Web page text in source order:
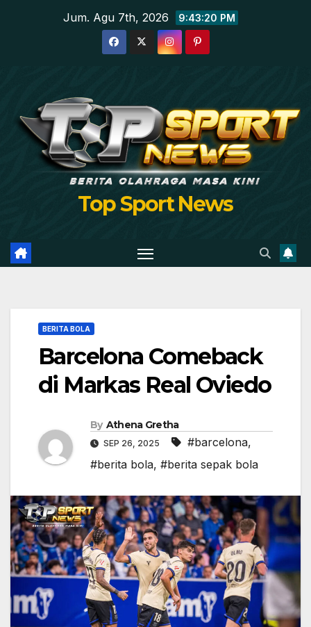
Jum. Agu 7th, 2026 9:43:21 PM
Top Sport News
BERITA BOLA
Barcelona Comeback
di Markas Real Oviedo
By Athena Gretha
SEP 26, 2025 #barcelona,
#berita bola, #berita sepak bola